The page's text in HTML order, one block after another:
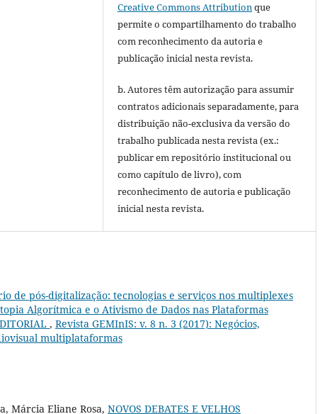
Creative Commons Attributionque
permite o compartilhamento do trabalho
com reconhecimento da autoria e
publicação inicial nesta revista.
b. Autores têm autorização para assumir
contratos adicionais separadamente, para
distribuição não-exclusiva da versão do
trabalho publicada nesta revista (ex.:
publicar em repositório institucional ou
como capítulo de livro), com
reconhecimento de autoria e publicação
inicial nesta revista.
de pós-digitalização: tecnologias e serviços nos multiplexes
Algorítmica e o Ativismo de Dados nas Plataformas
, Revista GEMInIS: v. 8 n. 3 (2017): Negócios,
multiplataformas
Márcia Eliane Rosa, NOVOS DEBATES E VELHOS